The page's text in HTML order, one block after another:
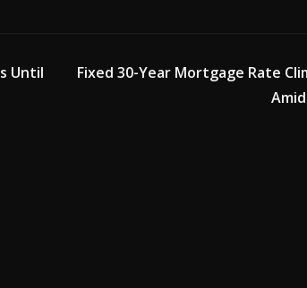
Until
Fixed 30-Year Mortgage Rate